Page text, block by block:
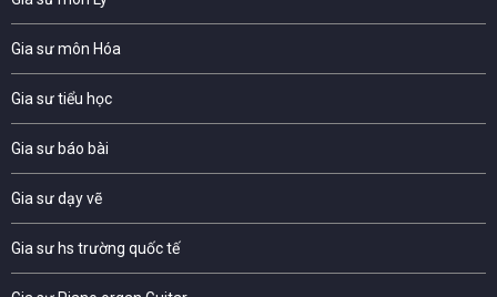
Gia sư môn Hóa
Gia sư tiểu học
Gia sư báo bài
Gia sư dạy vẽ
Gia sư hs trường quốc tế